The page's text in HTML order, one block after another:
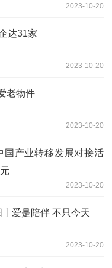
2023-10-20
达31家
2023-10-20
老物件
2023-10-20
国产业转移发展对接活
2023-10-20
丨爱是陪伴 不只今天
2023-10-20